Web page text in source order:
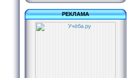
РЕКЛАМА